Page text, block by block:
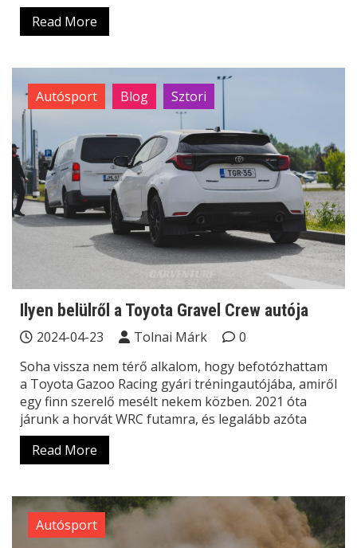
Read More
Autósport Blog Sztori
Ilyen belülről a Toyota Gravel Crew autója
2024-04-23 Tolnai Márk
0
Soha vissza nem térő alkalom, hogy befotózhattam
a Toyota Gazoo Racing gyári tréningautójába, amiről
egy finn szerelő mesélt nekem közben. 2021 óta
járunk a horvát WRC futamra, és legalább azóta
Read More
Autósport